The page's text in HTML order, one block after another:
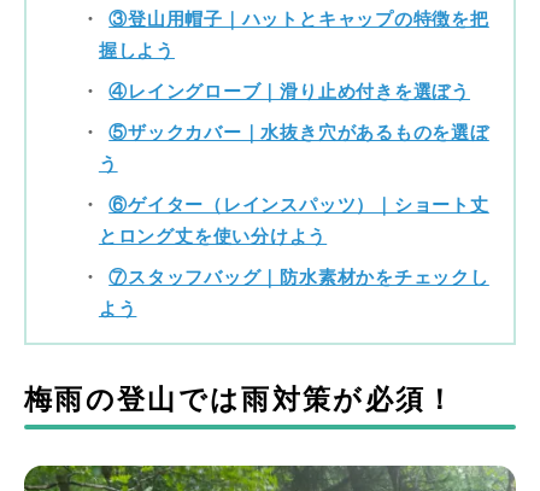
③登山用帽子｜ハットとキャップの特徴を把
握しよう
④レイングローブ｜滑り止め付きを選ぼう
⑤ザックカバー｜水抜き穴があるものを選ぼ
う
⑥ゲイター（レインスパッツ）｜ショート丈
とロング丈を使い分けよう
⑦スタッフバッグ｜防水素材かをチェックし
よう
梅雨の登山では雨対策が必須！